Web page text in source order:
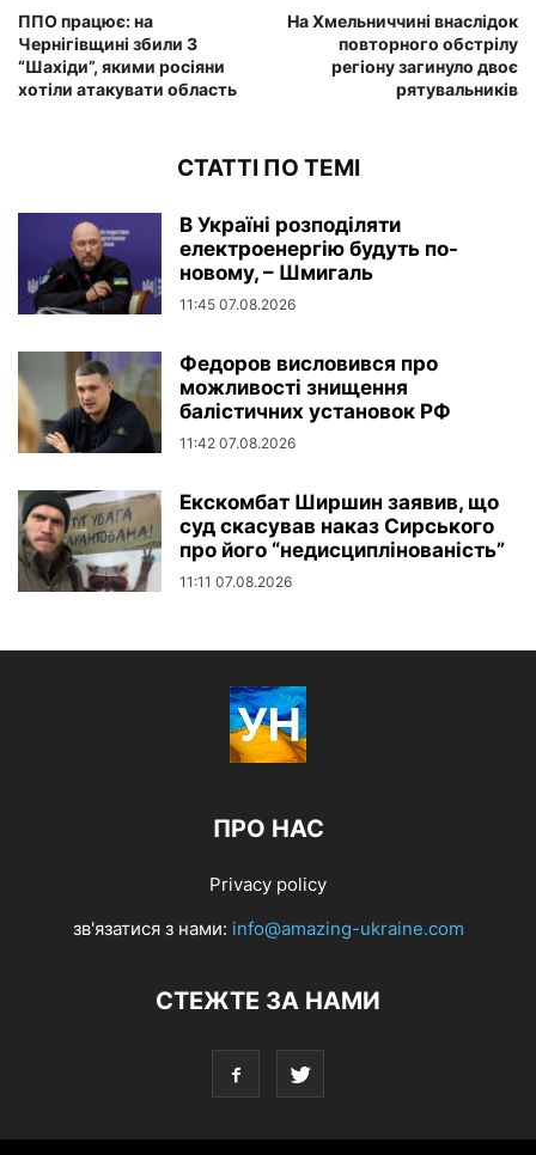
ППО працює: на
Чернігівщині збили 3
“Шахіди”, якими росіяни
хотіли атакувати область
На Хмельниччині внаслідок
повторного обстрілу
регіону загинуло двоє
рятувальників
СТАТТІ ПО ТЕМІ
В Україні розподіляти
електроенергію будуть по-
новому, – Шмигаль
11:45 07.08.2026
Федоров висловився про
можливості знищення
балістичних установок РФ
11:42 07.08.2026
Екскомбат Ширшин заявив, що
суд скасував наказ Сирського
про його “недисциплінованість”
11:11 07.08.2026
ПРО НАС
Privacy policy
зв'язатися з нами: info@amazing-ukraine.com
СТЕЖТЕ ЗА НАМИ